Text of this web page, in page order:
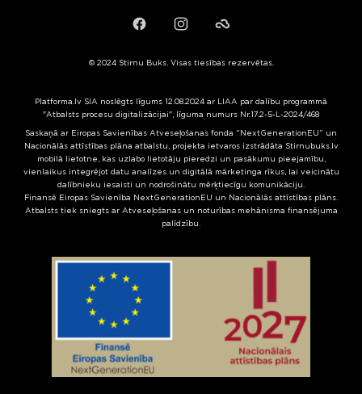
FacebookInstagramFailiem.lv
© 2024 Stirnu Buks. Visas tiesības rezervētas.
Platforma.lv SIA noslēgts līgums 12.08.2024 ar LIAA par dalību programmā
"Atbalsts procesu digitalizācijai", līguma numurs Nr.17.2-5-L-2024/468
Saskaņā ar Eiropas Savienības Atveseļošanas fonda “NextGenerationEU” un
Nacionālās attīstības plāna atbalstu, projekta ietvaros izstrādāta Stirnubuks.lv
mobilā lietotne, kas uzlabo lietotāju pieredzi un pasākumu pieejamību,
vienlaikus integrējot datu analīzes un digitālā mārketinga rīkus, lai veicinātu
dalībnieku iesaisti un nodrošinātu mērķtiecīgu komunikāciju.
Finansē Eiropas Savienība NextGenerationEU un Nacionālās attīstības plāns.
Atbalsts tiek sniegts ar Atveseļošanas un noturības mehānisma finansējuma
palīdzību.